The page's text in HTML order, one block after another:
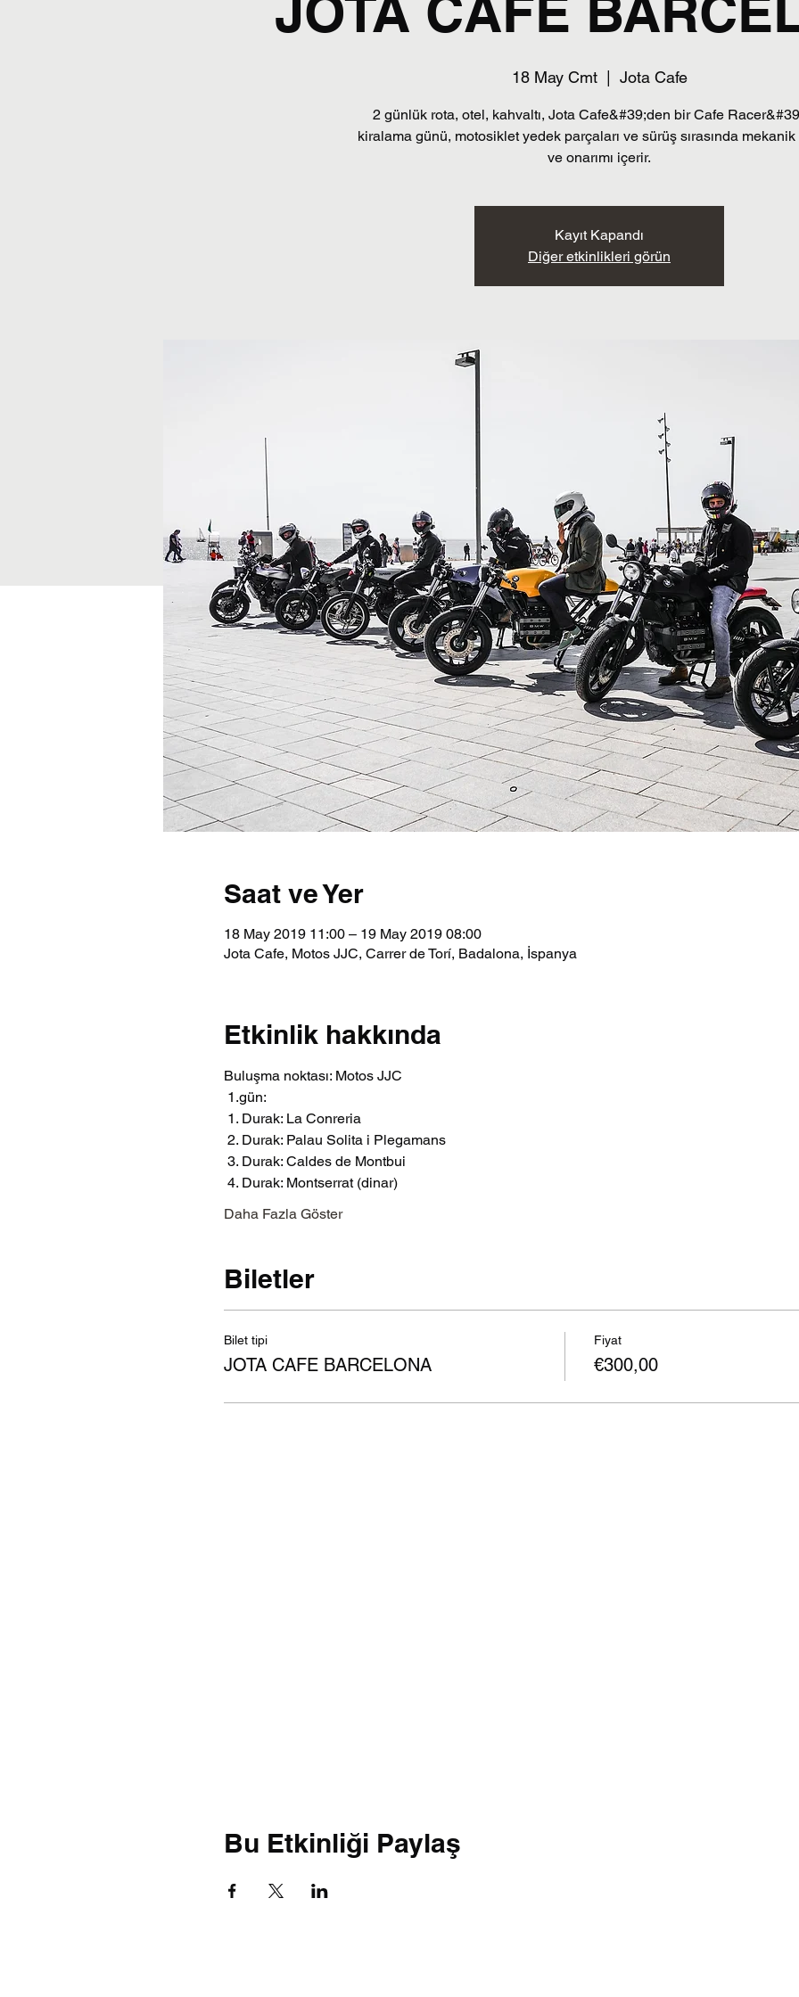
18 May Cmt
  |
Jota Cafe
2 günlük rota, otel, kahvaltı, Jota Cafe&#39;den bir Cafe
kiralama günü, motosiklet yedek parçaları ve sürüş sırasında
ve onarımı içerir.
Kayıt Kapandı
Diğer etkinlikleri görün
Saat ve Yer
18 May 2019 11:00 – 19 May 2019 08:00
Jota Cafe, Motos JJC, Carrer de Torí, Badalona, İspanya
Etkinlik hakkında
Buluşma noktası: Motos JJC
1.gün:
1. Durak: La Conreria
2. Durak: Palau Solita i Plegamans
3. Durak: Caldes de Montbui
4. Durak: Montserrat (dinar)
Daha Fazla Göster
Biletler
Bilet tipi
JOTA CAFE BARCELONA
Fiyat
€300,00
Bu Etkinliği Paylaş